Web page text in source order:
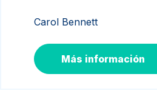
Carol Bennett
Más información